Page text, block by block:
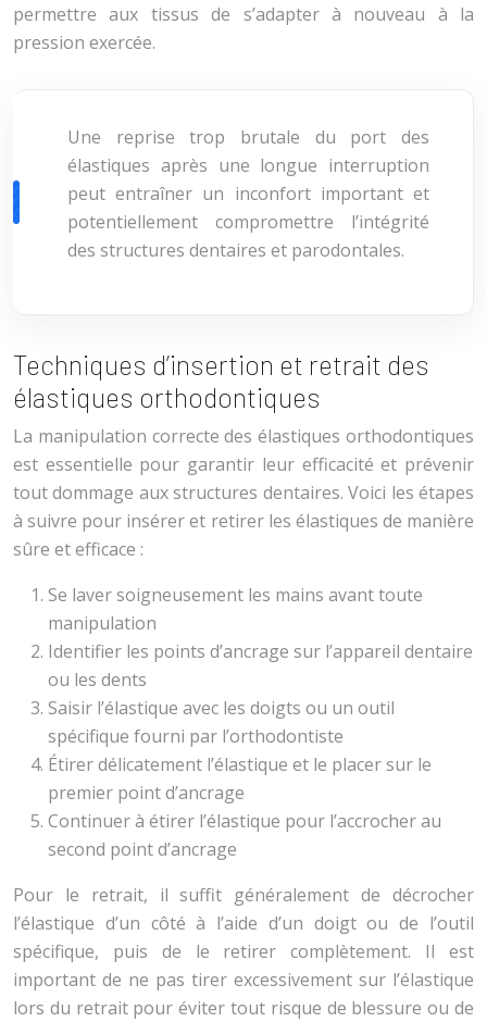
permettre aux tissus de s’adapter à nouveau à la
pression exercée.
Une reprise trop brutale du port des
élastiques après une longue interruption
peut entraîner un inconfort important et
potentiellement compromettre l’intégrité
des structures dentaires et parodontales.
Techniques d’insertion et retrait des
élastiques orthodontiques
La manipulation correcte des élastiques orthodontiques
est essentielle pour garantir leur efficacité et prévenir
tout dommage aux structures dentaires. Voici les étapes
à suivre pour insérer et retirer les élastiques de manière
sûre et efficace :
Se laver soigneusement les mains avant toute
manipulation
Identifier les points d’ancrage sur l’appareil dentaire
ou les dents
Saisir l’élastique avec les doigts ou un outil
spécifique fourni par l’orthodontiste
Étirer délicatement l’élastique et le placer sur le
premier point d’ancrage
Continuer à étirer l’élastique pour l’accrocher au
second point d’ancrage
Pour le retrait, il suffit généralement de décrocher
l’élastique d’un côté à l’aide d’un doigt ou de l’outil
spécifique, puis de le retirer complètement. Il est
important de ne pas tirer excessivement sur l’élastique
lors du retrait pour éviter tout risque de blessure ou de